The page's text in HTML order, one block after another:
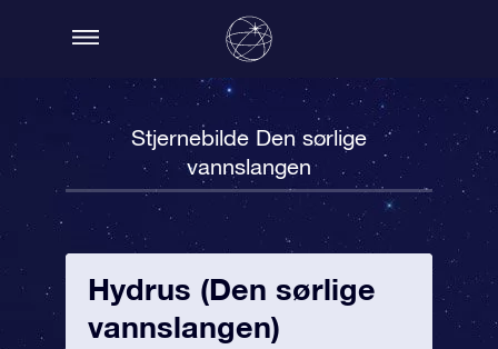
Stjernebilde Den sørlige
vannslangen
Hydrus (Den sørlige
vannslangen)